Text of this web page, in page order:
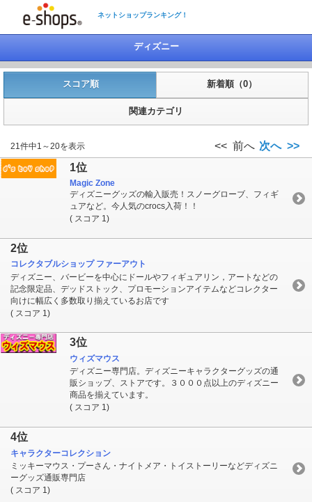
ネットショップランキング！
ディズニー
スコア順 新着順（0）
関連カテゴリ
21件中1～20を表示 << 前へ 次へ >>
1位
Magic Zone
ディズニーグッズの輸入販売！スノーグローブ、フィギ
ュアなど。今人気のcrocs入荷！！
( スコア 1)
2位
コレクタブルショップ ファーアウト
ディズニー、バービーを中心にドールやフィギュアリン，アートなどの
記念限定品、デッドストック、プロモーションアイテムなどコレクター
向けに幅広く多数取り揃えているお店です
( スコア 1)
3位
ウィズマウス
ディズニー専門店。ディズニーキャラクターグッズの通
販ショップ、ストアです。３０００点以上のディズニー
商品を揃えています。
( スコア 1)
4位
キャラクターコレクション
ミッキーマウス・プーさん・ナイトメア・トイストーリーなどディズニ
ーグッズ通販専門店
( スコア 1)